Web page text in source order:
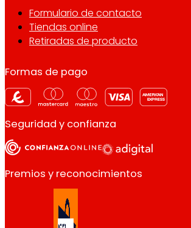
Formulario de contacto
Tiendas online
Retiradas de producto
Formas de pago
Seguridad y confianza
Premios y reconocimientos